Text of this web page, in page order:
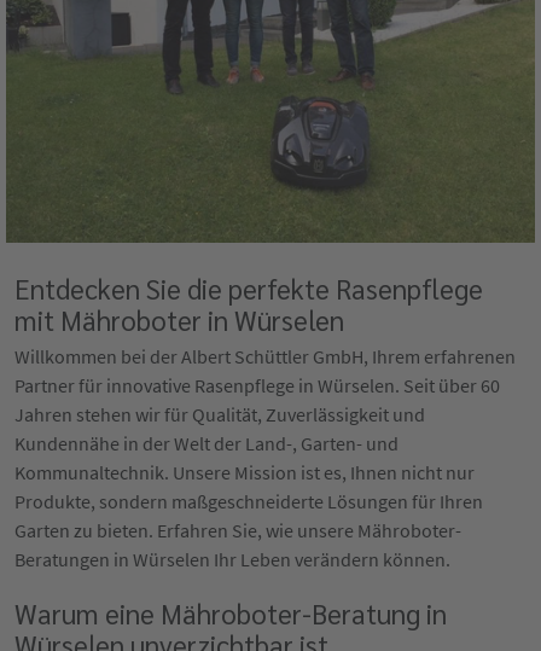
Entdecken Sie die perfekte Rasenpflege
mit Mähroboter in Würselen
Willkommen bei der Albert Schüttler GmbH, Ihrem erfahrenen
Partner für innovative Rasenpflege in Würselen. Seit über 60
Jahren stehen wir für Qualität, Zuverlässigkeit und
Kundennähe in der Welt der Land-, Garten- und
Kommunaltechnik. Unsere Mission ist es, Ihnen nicht nur
Produkte, sondern maßgeschneiderte Lösungen für Ihren
Garten zu bieten. Erfahren Sie, wie unsere Mähroboter-
Beratungen in Würselen Ihr Leben verändern können.
Warum eine Mähroboter-Beratung in